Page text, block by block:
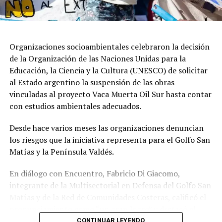
Organizaciones socioambientales celebraron la decisión
de la Organización de las Naciones Unidas para la
Educación, la Ciencia y la Cultura (UNESCO) de solicitar
al Estado argentino la suspensión de las obras
vinculadas al proyecto Vaca Muerta Oil Sur hasta contar
con estudios ambientales adecuados.
Desde hace varios meses las organizaciones denuncian
los riesgos que la iniciativa representa para el Golfo San
Matías y la Península Valdés.
En diálogo con Encuentro, Fabricio Di Giacomo,
integrante de la Multisectorial en Defensa del Golfo San
CONTINUAR LEYENDO